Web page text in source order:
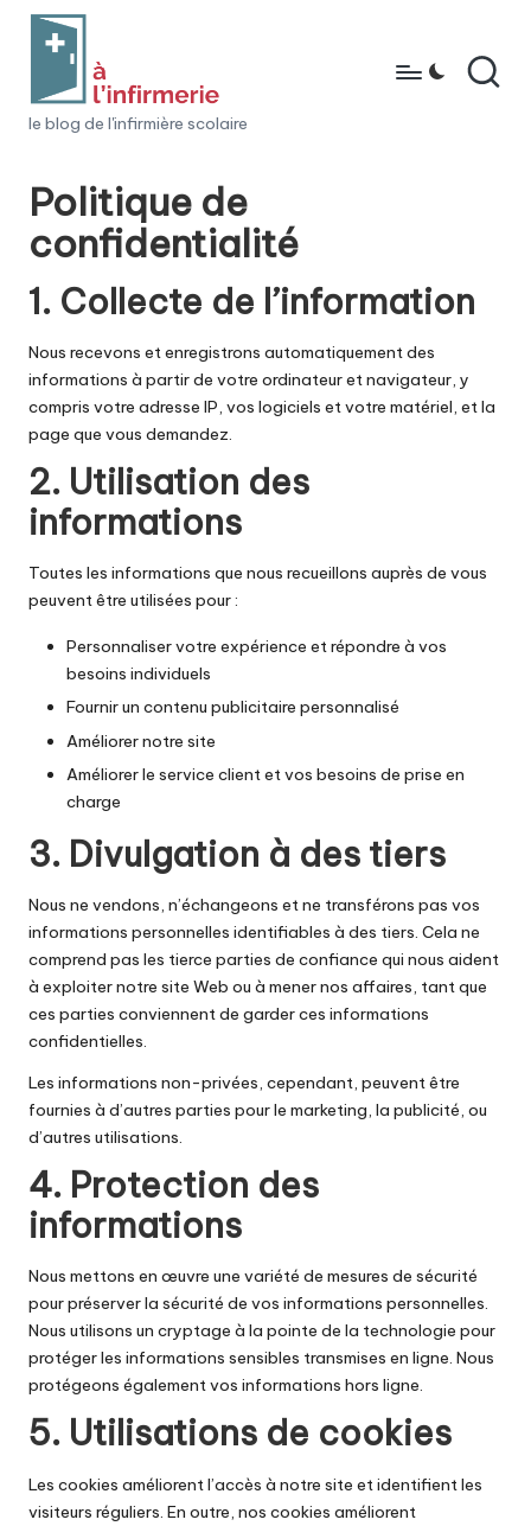
content
à
n
fi
r
m
e
ri
e
le blog de l'infirmière scolaire
Politique de
confidentialité
1. Collecte de l’information
Nous recevons et enregistrons automatiquement des
informations à partir de votre ordinateur et navigateur, y
compris votre adresse IP, vos logiciels et votre matériel, et la
page que vous demandez.
2. Utilisation des
informations
Toutes les informations que nous recueillons auprès de vous
peuvent être utilisées pour :
Personnaliser votre expérience et répondre à vos
besoins individuels
Fournir un contenu publicitaire personnalisé
Améliorer notre site
Améliorer le service client et vos besoins de prise en
charge
3. Divulgation à des tiers
Nous ne vendons, n’échangeons et ne transférons pas vos
informations personnelles identifiables à des tiers. Cela ne
comprend pas les tierce parties de confiance qui nous aident
à exploiter notre site Web ou à mener nos affaires, tant que
ces parties conviennent de garder ces informations
confidentielles.
Les informations non-privées, cependant, peuvent être
fournies à d’autres parties pour le marketing, la publicité, ou
d’autres utilisations.
4. Protection des
informations
Nous mettons en œuvre une variété de mesures de sécurité
pour préserver la sécurité de vos informations personnelles.
Nous utilisons un cryptage à la pointe de la technologie pour
protéger les informations sensibles transmises en ligne. Nous
protégeons également vos informations hors ligne.
5. Utilisations de cookies
Les cookies améliorent l’accès à notre site et identifient les
visiteurs réguliers. En outre, nos cookies améliorent